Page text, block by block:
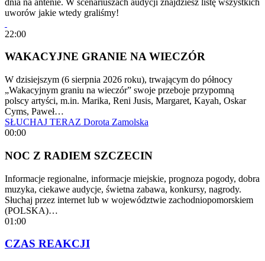
uworów jakie wtedy graliśmy!
22:00
WAKACYJNE GRANIE NA WIECZÓR
W dzisiejszym (6 sierpnia 2026 roku), trwającym do północy
„Wakacyjnym graniu na wieczór” swoje przeboje przypomną
polscy artyści, m.in. Marika, Reni Jusis, Margaret, Kayah, Oskar
Cyms, Paweł…
SŁUCHAJ TERAZ Dorota Zamolska
00:00
NOC Z RADIEM SZCZECIN
Informacje regionalne, informacje miejskie, prognoza pogody, dobra
muzyka, ciekawe audycje, świetna zabawa, konkursy, nagrody.
Słuchaj przez internet lub w województwie zachodniopomorskiem
(POLSKA)…
01:00
CZAS REAKCJI